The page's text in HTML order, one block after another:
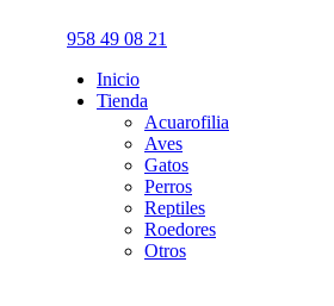
958 49 08 21
Inicio
Tienda
Acuarofilia
Aves
Gatos
Perros
Reptiles
Roedores
Otros